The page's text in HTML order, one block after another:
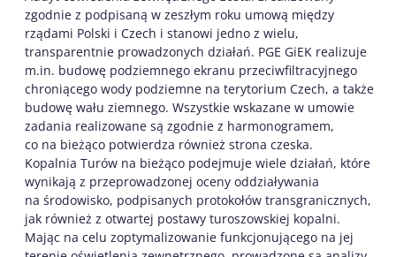
zgodnie z podpisaną w zeszłym roku umową między
rządami Polski i Czech i stanowi jedno z wielu,
transparentnie prowadzonych działań. PGE GiEK realizuje
m.in. budowę podziemnego ekranu przeciwfiltracyjnego
chroniącego wody podziemne na terytorium Czech, a także
budowę wału ziemnego. Wszystkie wskazane w umowie
zadania realizowane są zgodnie z harmonogramem,
co na bieżąco potwierdza również strona czeska.
Kopalnia Turów na bieżąco podejmuje wiele działań, które
wynikają z przeprowadzonej oceny oddziaływania
na środowisko, podpisanych protokołów transgranicznych,
jak również z otwartej postawy turoszowskiej kopalni.
Mając na celu zoptymalizowanie funkcjonującego na jej